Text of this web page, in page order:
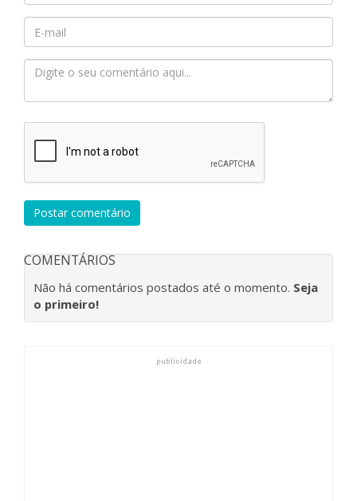
Postar comentário
COMENTÁRIOS
Não há comentários postados até o momento. Seja
o primeiro!